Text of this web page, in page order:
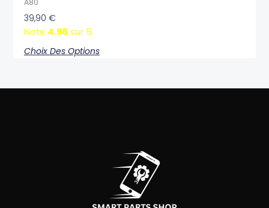
A80
39,90 €
Note 4.98 sur 5
Choix Des Options